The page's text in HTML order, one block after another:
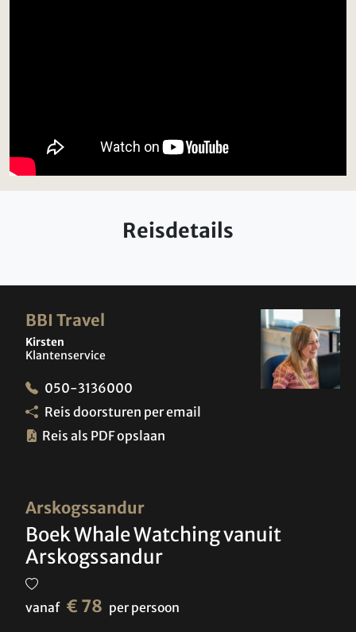
Reisdetails
Arskogssandur
Boek Whale Watching vanuit
Arskogssandur
vanaf € 78 per persoon
BBI Travel
Kirsten
Klantenservice
050-3136000
Reis doorsturen per email
Reis als PDF opslaan